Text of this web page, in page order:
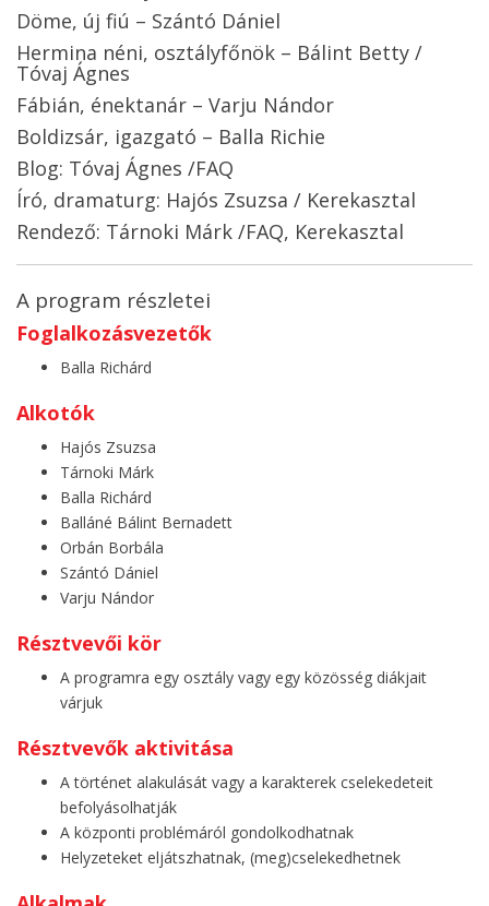
Döme, új fiú – Szántó Dániel
Hermina néni, osztályfőnök – Bálint Betty /
Tóvaj Ágnes
Fábián, énektanár – Varju Nándor
Boldizsár, igazgató – Balla Richie
Blog: Tóvaj Ágnes /FAQ
Író, dramaturg: Hajós Zsuzsa / Kerekasztal
Rendező: Tárnoki Márk /FAQ, Kerekasztal
A program részletei
Foglalkozásvezetők
Balla Richárd
Alkotók
Hajós Zsuzsa
Tárnoki Márk
Balla Richárd
Balláné Bálint Bernadett
Orbán Borbála
Szántó Dániel
Varju Nándor
Résztvevői kör
A programra egy osztály vagy egy közösség diákjait
várjuk
Résztvevők aktivitása
A történet alakulását vagy a karakterek cselekedeteit
befolyásolhatják
A központi problémáról gondolkodhatnak
Helyzeteket eljátszhatnak, (meg)cselekedhetnek